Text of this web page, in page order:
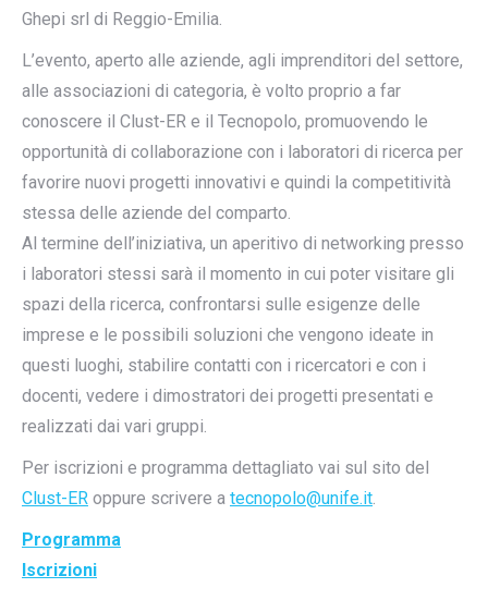
Ghepi srl di Reggio-Emilia.
L’evento, aperto alle aziende, agli imprenditori del settore,
alle associazioni di categoria, è volto proprio a far
conoscere il Clust-ER e il Tecnopolo, promuovendo le
opportunità di collaborazione con i laboratori di ricerca per
favorire nuovi progetti innovativi e quindi la competitività
stessa delle aziende del comparto.
Al termine dell’iniziativa, un aperitivo di networking presso
i laboratori stessi sarà il momento in cui poter visitare gli
spazi della ricerca, confrontarsi sulle esigenze delle
imprese e le possibili soluzioni che vengono ideate in
questi luoghi, stabilire contatti con i ricercatori e con i
docenti, vedere i dimostratori dei progetti presentati e
realizzati dai vari gruppi.
Per iscrizioni e programma dettagliato vai sul sito del
Clust-ER oppure scrivere a tecnopolo@unife.it.
Programma
Iscrizioni